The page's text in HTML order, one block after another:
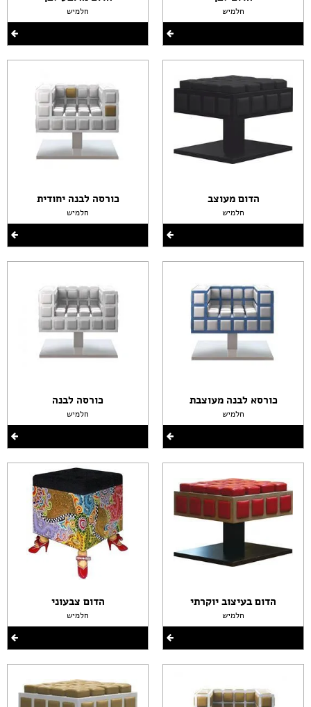
חלמיש
הדום מעוצב
חלמיש
כורסא לבנה מעוצבת
חלמיש
הדום בעיצוב יוקרתי
חלמיש
חלמיש
כורסה לבנה יחודית
חלמיש
כורסה לבנה
חלמיש
הדום צבעוני
חלמיש